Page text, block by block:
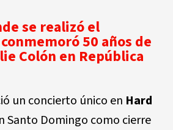
se realizó el
50 años de
Colón en República
un concierto único en Hard
Santo Domingo como cierre